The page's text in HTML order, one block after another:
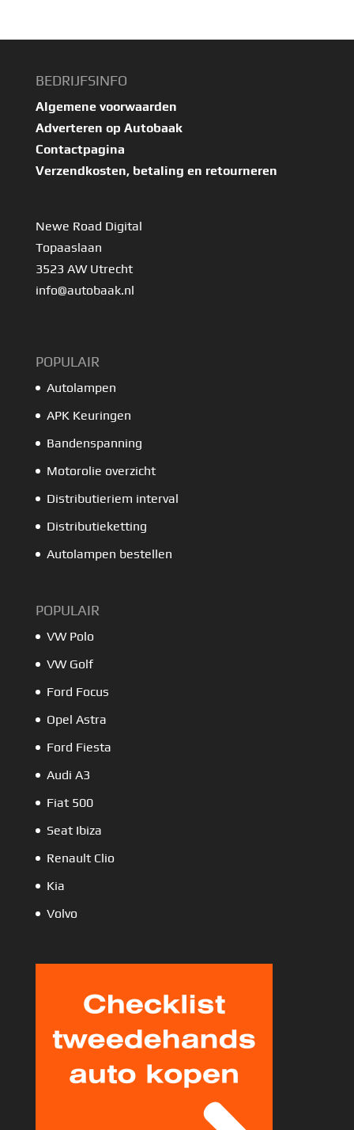
BEDRIJFSINFO
Algemene voorwaarden
Adverteren op Autobaak
Contactpagina
Verzendkosten, betaling en retourneren
Newe Road Digital
Topaaslaan
3523 AW Utrecht
info@autobaak.nl
POPULAIR
Autolampen
APK Keuringen
Bandenspanning
Motorolie overzicht
Distributieriem interval
Distributieketting
Autolampen bestellen
POPULAIR
VW Polo
VW Golf
Ford Focus
Opel Astra
Ford Fiesta
Audi A3
Fiat 500
Seat Ibiza
Renault Clio
Kia
Volvo